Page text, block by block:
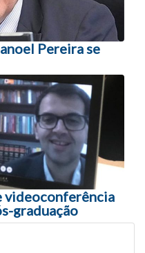
Pereira se
videoconferência
graduação